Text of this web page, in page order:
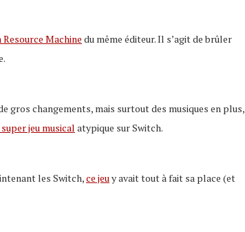
Resource Machine du même éditeur. Il s’agit de brûler
gros changements, mais surtout des musiques en plus,
jeu musical atypique sur Switch.
les Switch,ce jeuy avait tout à fait sa place (et